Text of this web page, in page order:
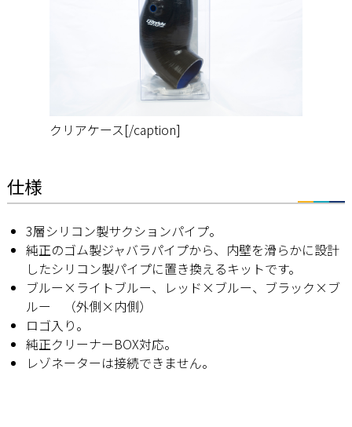
クリアケース[/caption]
仕様
3層シリコン製サクションパイプ。
純正のゴム製ジャバラパイプから、内壁を滑らかに設計
したシリコン製パイプに置き換えるキットです。
ブルー×ライトブルー、レッド×ブルー、ブラック×ブ
ルー （外側×内側）
ロゴ入り。
純正クリーナーBOX対応。
レゾネーターは接続できません。